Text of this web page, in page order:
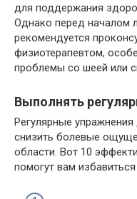
для поддержания
Однако перед началом
рекомендуется
физиотерапевтом,
проблемы со шеей или
Выполнять
Регулярные
снизить болевые
области. Вот 10
помогут вам